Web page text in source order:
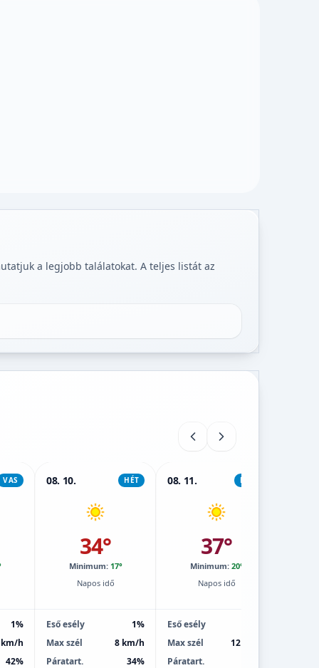
a legjobb találatokat. A teljes listát az
VAS
1%
h
42%
08. 10. HÉT
34°
Minimum: 17°
Napos idő
Eső esély
1%
Max szél
8 km/h
Páratart.
34%
08. 11. KEDD
37°
Minimum: 20°
Napos idő
Eső esély
Max szél
12 km/h
Páratart.